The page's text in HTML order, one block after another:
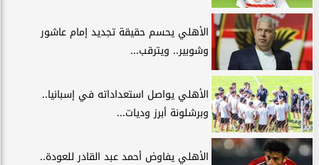
الأهلي يحسم حقيقة تجديد إمام عاشور
وشوبير.. ويترقب...
الأهلي يواصل استعداداته في إسبانيا..
وبرشلونة أبرز وديات...
الأهلي يفاوض أحمد عبد القادر للعودة..